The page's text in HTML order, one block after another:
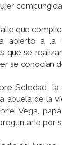
que
abierto a la
que se
se conocían
Soledad,
abuela de la
Vega,
por